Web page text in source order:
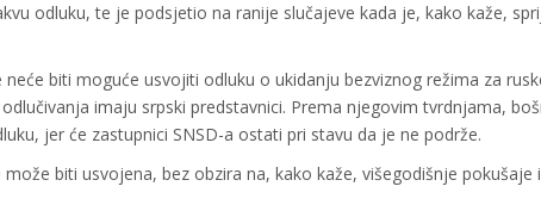
odluku, te je podsjetio na ranije slučajeve kada je, kako kaže,
biti moguće usvojiti odluku o ukidanju bezviznog režima za
imaju srpski predstavnici. Prema njegovim tvrdnjama,
jer će zastupnici SNSD-a ostati pri stavu da je ne podrže.
biti usvojena, bez obzira na, kako kaže, višegodišnje pokušaje